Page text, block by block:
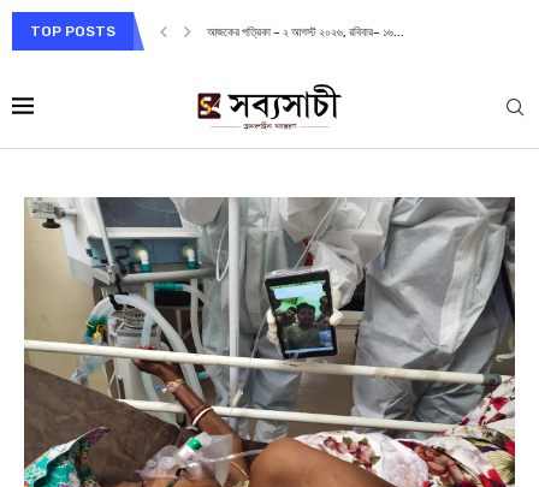
TOP POSTS আজকের পত্রিকা – ২ আগস্ট ২০২৬, রবিবার– ১৬...